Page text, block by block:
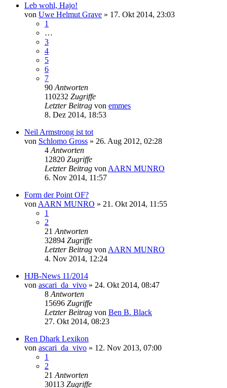
Leb wohl, Hajo!
von Uwe Helmut Grave » 17. Okt 2014, 23:03
1
…
3
4
5
6
7
90 Antworten
110232 Zugriffe
Letzter Beitrag von emmes
8. Dez 2014, 18:53
Neil Armstrong ist tot
von Schlomo Gross » 26. Aug 2012, 02:28
4 Antworten
12820 Zugriffe
Letzter Beitrag von AARN MUNRO
6. Nov 2014, 11:57
Form der Point OF?
von AARN MUNRO » 21. Okt 2014, 11:55
1
2
21 Antworten
32894 Zugriffe
Letzter Beitrag von AARN MUNRO
4. Nov 2014, 12:24
HJB-News 11/2014
von ascari_da_vivo » 24. Okt 2014, 08:47
8 Antworten
15696 Zugriffe
Letzter Beitrag von Ben B. Black
27. Okt 2014, 08:23
Ren Dhark Lexikon
von ascari_da_vivo » 12. Nov 2013, 07:00
1
2
21 Antworten
30113 Zugriffe